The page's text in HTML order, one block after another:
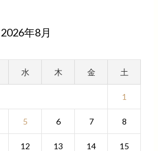
2026年8月
水 木 金 土
1
5 6 7 8
12 13 14 15